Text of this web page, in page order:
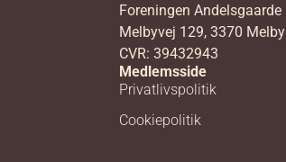
Foreningen Andelsgaarde
Melbyvej 129, 3370 Melby
CVR: 39432943
Medlemsside
Privatlivspolitik
Cookiepolitik